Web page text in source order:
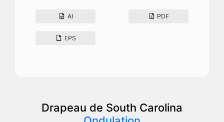
AI PDF
EPS
Drapeau de South Carolina